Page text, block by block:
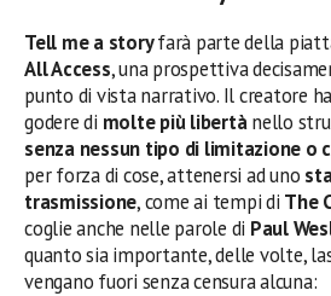
Tell me a storyfarà parte della
All Access, una prospettiva
punto di vista narrativo. Il creatore
godere di molte più libertànello
senza nessun tipo di limitazione o
per forza di cose, attenersi ad uno
trasmissione, come ai tempi di The
coglie anche nelle parole di Paul
quanto sia importante, delle volte,
vengano fuori senza censura alcuna: